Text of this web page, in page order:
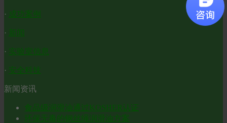
· 成功案例
· 新闻
· 实验室信息
· 安全科技
新闻资讯
食品级润滑油通过KOSHER认证
环保无毒的钢丝绳润滑油方案